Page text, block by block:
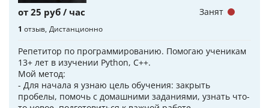
от 25 руб / час
1 отзыв Дистанционно
Репетитор по программированию. Помогаю ученикам
13+ лет в изучении Python, С++.
Мой метод:
- Для начала я узнаю цель обучения: закрыть
пробелы, помочь с домашними заданиями, узнать что-
Занят